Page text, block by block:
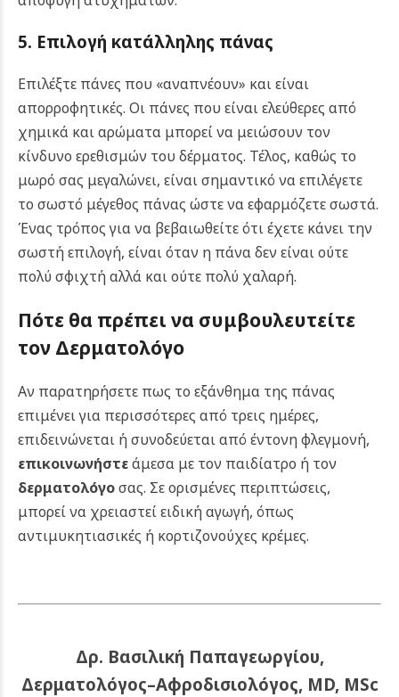
5. Επιλογή κατάλληλης πάνας
Επιλέξτε πάνες που «αναπνέουν» και είναι
απορροφητικές. Οι πάνες που είναι ελεύθερες από
χημικά και αρώματα μπορεί να μειώσουν τον
κίνδυνο ερεθισμών του δέρματος. Τέλος, καθώς το
μωρό σας μεγαλώνει, είναι σημαντικό να επιλέγετε
το σωστό μέγεθος πάνας ώστε να εφαρμόζετε σωστά.
Ένας τρόπος για να βεβαιωθείτε ότι έχετε κάνει την
σωστή επιλογή, είναι όταν η πάνα δεν είναι ούτε
πολύ σφιχτή αλλά και ούτε πολύ χαλαρή.
Πότε θα πρέπει να συμβουλευτείτε
τον Δερματολόγο
Αν παρατηρήσετε πως το εξάνθημα της πάνας
επιμένει για περισσότερες από τρεις ημέρες,
επιδεινώνεται ή συνοδεύεται από έντονη φλεγμονή,
επικοινωνήστεάμεσα με τον παιδίατρο ή τον
δερματολόγοσας. Σε ορισμένες περιπτώσεις,
μπορεί να χρειαστεί ειδική αγωγή, όπως
αντιμυκητιασικές ή κορτιζονούχες κρέμες.
Δρ. Βασιλική Παπαγεωργίου,
Δερματολόγος–Αφροδισιολόγος, MD, MSc